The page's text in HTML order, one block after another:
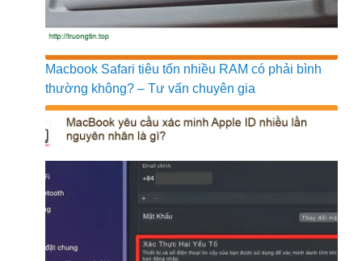
Macbook Safari tiêu tốn nhiều RAM có phải bình
thường không? – Tư vấn chuyên gia